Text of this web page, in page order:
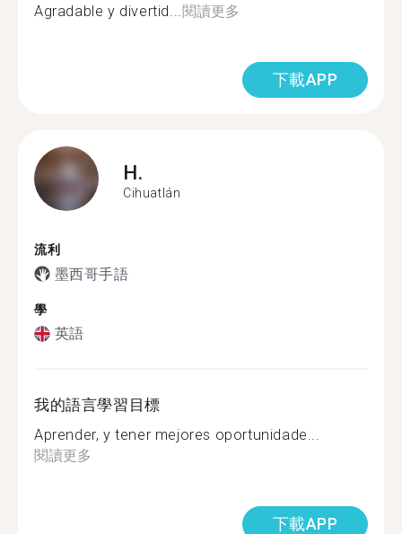
Agradable y divertid...閱讀更多
下載APP
H.
Cihuatlán
流利
墨西哥手語
學
英語
我的語言學習目標
Aprender, y tener mejores oportunidade...
閱讀更多
下載APP